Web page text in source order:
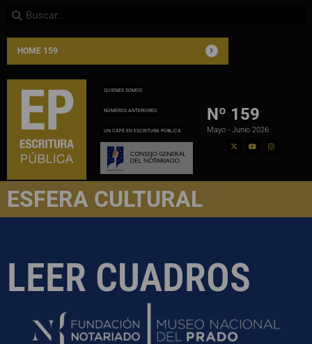
HOME 159
QUIENES SOMOS
NÚMEROS ANTERIORES
UN CAFÉ EN ESCRITURA PÚBLICA
Nº 159
Mayo - Junio 2026
ESFERA CULTURAL
LEER CUADROS